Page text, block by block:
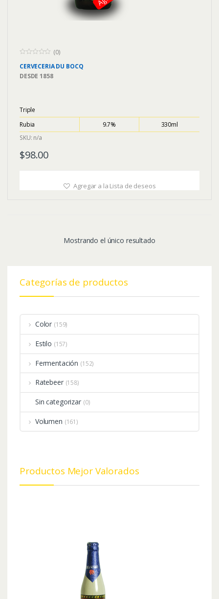
o
t
(0)
CERVECERIA DU BOCQ
DESDE 1858
Triple
Rubia
9.7%
330ml
SKU: n/a
$98.00
Agregar a la Lista de deseos
Mostrando el único resultado
Categorías de productos
Color (159)
Estilo (157)
Fermentación (152)
Ratebeer (158)
Sin categorizar (0)
Volumen (161)
Productos Mejor Valorados